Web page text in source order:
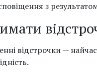
з
відстрочки —